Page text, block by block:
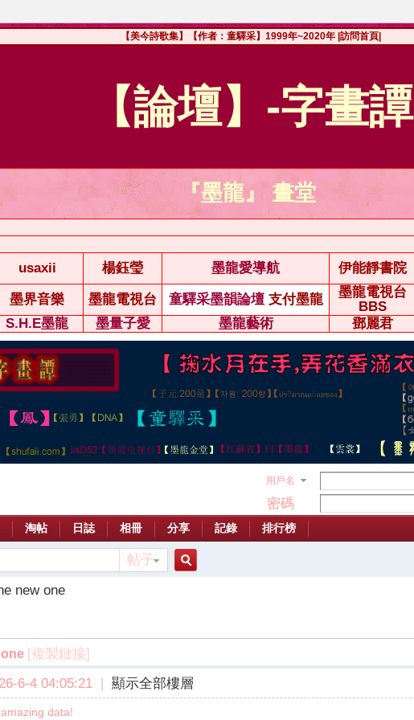
【美今詩歌集】【作者：童驛采】1999年~2020年 |訪問首頁|
【論壇】-字畫譚
『墨龍』 畫堂
usaxii 楊鈺瑩 墨龍愛導航 伊能靜書院
墨界音樂 墨龍電視台 童驛采墨韻論壇 支付墨龍
墨龍電視台
BBS
S.H.E墨龍 墨量子愛 墨龍藝術 鄧麗君
用戶名
密碼
淘帖 日誌 相冊 分享 記錄 排行榜
帖子
new one
one [複製鏈接]
6-4 04:05:21 | 顯示全部樓層
data!